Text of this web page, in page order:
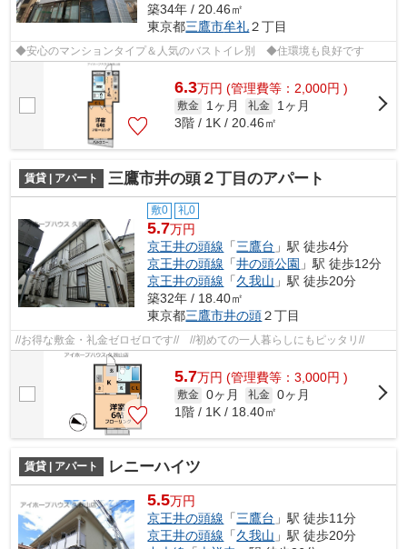
築34年 / 20.46㎡
東京都三鷹市牟礼２丁目
◆安心のマンションタイプ＆人気のバストイレ別 ◆住環境も良好です
6.3万円 (管理費等：2,000円 )
敷金 1ヶ月 礼金
1ヶ月
3階 / 1K / 20.46㎡
賃貸 | アパート 三鷹市井の頭２丁目のアパート
敷0 礼0
5.7万円
京王井の頭線 「三鷹台 」駅 徒歩4分
京王井の頭線 「井の頭公園 」駅 徒歩12分
京王井の頭線 「久我山 」駅 徒歩20分
築32年 / 18.40㎡
東京都三鷹市井の頭２丁目
//お得な敷金・礼金ゼロゼロです// //初めての一人暮らしにもピッタリ//
5.7万円 (管理費等：3,000円 )
敷金 0ヶ月 礼金 0ヶ月
1階 / 1K / 18.40㎡
賃貸 | アパート レニーハイツ
5.5万円
京王井の頭線 「三鷹台 」駅 徒歩11分
京王井の頭線 「久我山 」駅 徒歩20分